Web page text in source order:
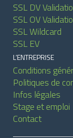
SSL DV
SSL OV
SSL Wildcard
SSL EV
L’ENTREPRISE
Conditions
Politiques de
Infos légales
Stage et emploi
Contact